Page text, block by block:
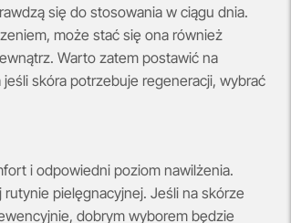
się do stosowania w ciągu dnia.
może stać się ona również
Warto zatem postawić na
skóra potrzebuje regeneracji, wybrać
i odpowiedni poziom nawilżenia.
pielęgnacyjnej. Jeśli na skórze
dobrym wyborem będzie